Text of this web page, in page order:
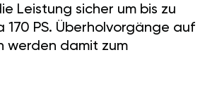
Leistung sicher um bis zu
170 PS. Überholvorgänge auf
werden damit zum